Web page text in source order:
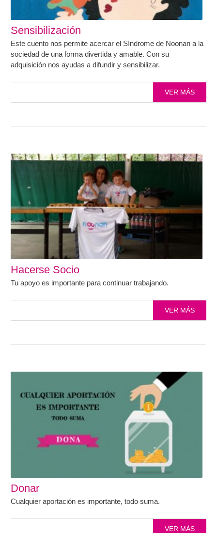
Sensibilización
Este cuento nos permite acercar el Síndrome de Noonan a la
sociedad de una forma divertida y amable. Con su
adquisición nos ayudas a difundir y sensibilizar.
VER MÁS
Hacerse Socio
Tu apoyo es importante para continuar trabajando.
VER MÁS
Donar
Cualquier aportación es importante, todo suma.
VER MÁS